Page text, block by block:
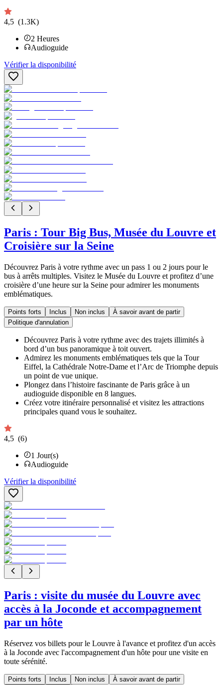
4,5 (1.3K)
2 Heures
Audioguide
Vérifier la disponibilité
Paris : Tour Big Bus, Musée du Louvre et
Croisière sur la Seine
Découvrez Paris à votre rythme avec un pass 1 ou 2 jours pour le
bus à arrêts multiples. Visitez le Musée du Louvre et profitez d’une
croisière d’une heure sur la Seine pour admirer les monuments
emblématiques.
Points forts Inclus Non inclus
À savoir avant de partir
Politique d'annulation
Découvrez Paris à votre rythme avec des trajets illimités à
bord d’un bus panoramique à toit ouvert.
Admirez les monuments emblématiques tels que la Tour
Eiffel, la Cathédrale Notre-Dame et l’Arc de Triomphe depuis
un point de vue unique.
Plongez dans l’histoire fascinante de Paris grâce à un
audioguide disponible en 8 langues.
Créez votre itinéraire personnalisé et visitez les attractions
principales quand vous le souhaitez.
4,5 (6)
1 Jour(s)
Audioguide
Vérifier la disponibilité
Paris : visite du musée du Louvre avec
accès à la Joconde et accompagnement
par un hôte
Réservez vos billets pour le Louvre à l'avance et profitez d'un accès
à la Joconde avec l'accompagnement d'un hôte pour une visite en
toute sérénité.
Points forts Inclus Non inclus
À savoir avant de partir